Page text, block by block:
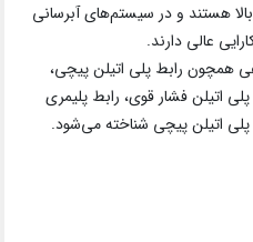
هستند و در سیستم‌های آبرسانی
عالی دارند.
همچون رابط پلی اتیلن پیچی،
اتیلن فشار قوی، رابط پلیمری